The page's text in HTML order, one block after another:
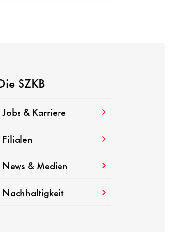
SZKB
Jobs & Karriere
Filialen
News & Medien
Nachhaltigkeit